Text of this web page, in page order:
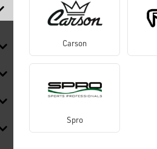
Carson
Spro